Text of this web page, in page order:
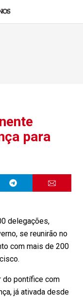
para
delegações,
se reunirão no
com mais de 200
do pontífice com
já ativada desde